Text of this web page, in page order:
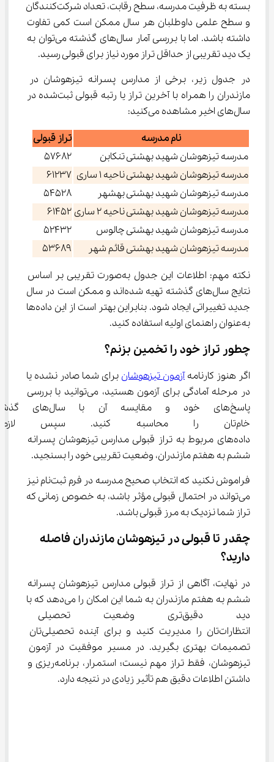
بسته به ظرفیت مدرسه، سطح رقابت، تعداد شرکت‌کنندگان
و سطح علمی داوطلبان هر سال ممکن است کمی تفاوت
داشته باشد. اما با بررسی آمار سال‌های گذشته می‌توان به
یک دید تقریبی از حداقل تراز مورد نیاز برای قبولی رسید.
در جدول زیر، برخی از مدارس پسرانه تیزهوشان در
مازندران را همراه با آخرین تراز یا رتبه قبولی ثبت‌شده در
سال‌های اخیر مشاهده می‌کنید:
نام مدرسه
تراز قبولی
مدرسه تیزهوشان شهید بهشتی تنکابن
57682
مدرسه تیزهوشان شهید بهشتی ناحیه 1 ساری
61237
مدرسه تیزهوشان شهید بهشتی بهشهر
54528
مدرسه تیزهوشان شهید بهشتی ناحیه 2 ساری
61452
مدرسه تیزهوشان شهید بهشتی چالوس
52432
مدرسه تیزهوشان شهید بهشتی قائم شهر
53689
نکته مهم: اطلاعات این جدول به‌صورت تقریبی بر اساس
نتایج سال‌های گذشته تهیه شده‌اند و ممکن است در سال
جدید تغییراتی ایجاد شود. بنابراین بهتر است از این داده‌ها
به‌عنوان راهنمای اولیه استفاده کنید.
چطور تراز خود را تخمین بزنم؟
اگر هنوز کارنامه آزمون تیزهوشان برای شما صادر نشده یا
در مرحله آمادگی برای آزمون هستید، می‌توانید با بررسی
پاسخ‌های خود و مقایسه
خام‌تان را محاسبه کنید. سپس
داده‌های مربوط به تراز قبولی مدارس تیزهوشان پسرانه
ششم به هفتم مازندران، وضعیت تقریبی خود را بسنجید.
فراموش نکنید که انتخاب صحیح مدرسه در فرم ثبت‌نام نیز
می‌تواند در احتمال قبولی مؤثر باشد، به خصوص زمانی که
تراز شما نزدیک به مرز قبولی باشد.
چقدر تا قبولی در تیزهوشان مازندران فاصله
دارید؟
در نهایت، آگاهی از تراز قبولی مدارس تیزهوشان پسرانه
ششم به هفتم مازندران به شما این امکان را می‌دهد که با
دید دقیق‌تری وضعیت
انتظارات‌تان را مدیریت کنید و برای آینده تحصیلی‌تان
تصمیمات بهتری بگیرید. در مسیر موفقیت در آزمون
تیزهوشان، فقط تراز مهم نیست؛ استمرار، برنامه‌ریزی و
داشتن اطلاعات دقیق هم تأثیر زیادی در نتیجه دارد.